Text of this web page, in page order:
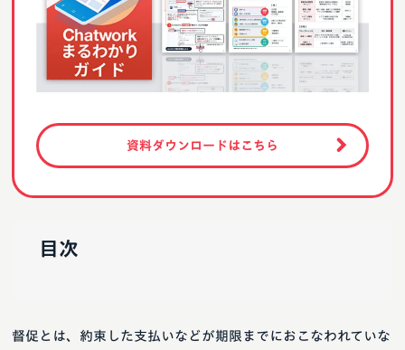
資料ダウンロードはこちら
目次
督促とは、約束した支払いなどが期限までにおこなわれていな